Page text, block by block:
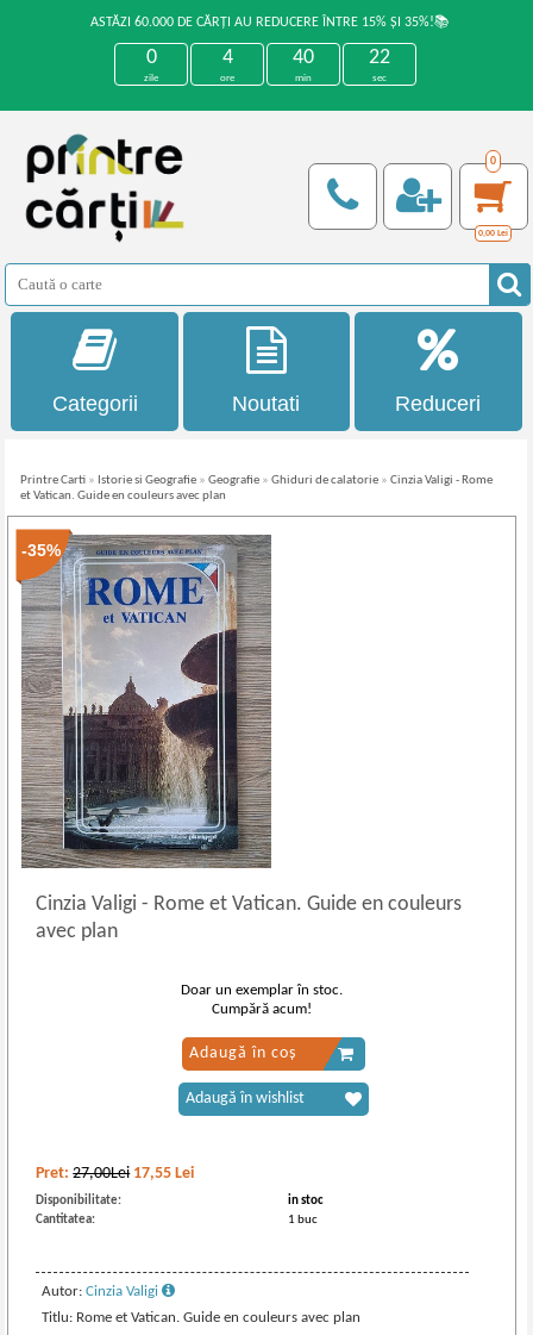
ASTĂZI 60.000 DE CĂRȚI AU REDUCERE ÎNTRE 15% ȘI 35%!📚
0
zile
4
ore
40
min
22
sec
0
0,00 Lei
Categorii Noutati Reduceri
Printre Carti » Istorie si Geografie »Geografie »Ghiduri de calatorie »Cinzia Valigi - Rome
et Vatican. Guide en couleurs avec plan
-35%
Cinzia Valigi- Rome et Vatican. Guide en couleurs
avec plan
Pret:27,00Lei 17,55 Lei
Disponibilitate:
in stoc
Cantitatea:
1 buc
Autor:Cinzia Valigi
Titlu: Rome et Vatican. Guide en couleurs avec plan
Doar un exemplar în stoc.
Cumpără acum!
Adaugă în coș
Adaugă în wishlist